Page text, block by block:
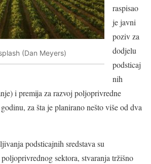
(Dan Meyers)
raspisao
je javni
poziv za
dodjelu
podsticaj
nih
i premija za razvoj poljoprivredne
za šta je planirano nešto više od dva
podsticajnih sredstava su
sektora, stvaranja tržišno